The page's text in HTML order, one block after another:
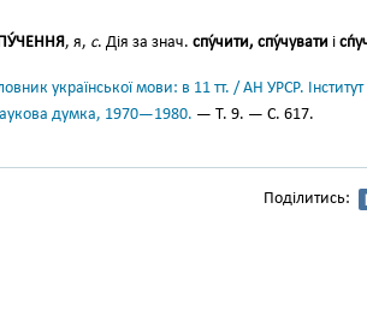
, я, с. Дія за знач. спу́чити, спу́чувати і
української мови: в 11 тт. / АН УРСР.
думка, 1970—1980. — Т. 9. — С. 617.
Поділитись: